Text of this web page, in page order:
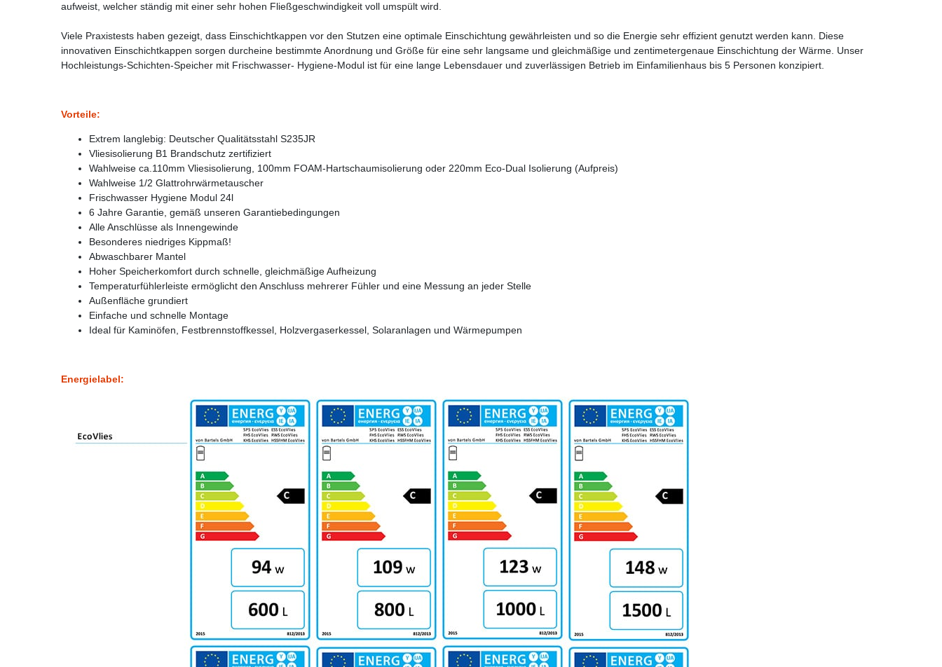
aufweist, welcher ständig mit einer sehr hohen Fließgeschwindigkeit voll umspült wird.
Viele Praxistests haben gezeigt, dass Einschichtkappen vor den Stutzen eine optimale Einschichtung gewährleisten und so die Energie sehr effizient genutzt werden kann. Diese
innovativen Einschichtkappen sorgen durcheine bestimmte Anordnung und Größe für eine sehr langsame und gleichmäßige und zentimetergenaue Einschichtung der Wärme. Unser
Hochleistungs-Schichten-Speicher mit Frischwasser- Hygiene-Modul ist für eine lange Lebensdauer und zuverlässigen Betrieb im Einfamilienhaus bis 5 Personen konzipiert.
Vorteile:
Extrem langlebig: Deutscher Qualitätsstahl S235JR
Vliesisolierung B1 Brandschutz zertifiziert
Wahlweise ca.110mm Vliesisolierung, 100mm FOAM-Hartschaumisolierung oder 220mm Eco-Dual Isolierung (Aufpreis)
Wahlweise 1/2 Glattrohrwärmetauscher
Frischwasser Hygiene Modul 24l
6 Jahre Garantie, gemäß unseren Garantiebedingungen
Alle Anschlüsse als Innengewinde
Besonderes niedriges Kippmaß!
Abwaschbarer Mantel
Hoher Speicherkomfort durch schnelle, gleichmäßige Aufheizung
Temperaturfühlerleiste ermöglicht den Anschluss mehrerer Fühler und eine Messung an jeder Stelle
Außenfläche grundiert
Einfache und schnelle Montage
Ideal für Kaminöfen, Festbrennstoffkessel, Holzvergaserkessel, Solaranlagen und Wärmepumpen
Energielabel: